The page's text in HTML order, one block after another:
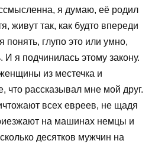
я думаю, её родил
живут так, как будто впереди
понять, глупо это или умно,
И я подчинилась этому закону.
из местечка и
что рассказывал мне мой друг.
всех евреев, не щадя
на машинах немцы и
десятков мужчин на